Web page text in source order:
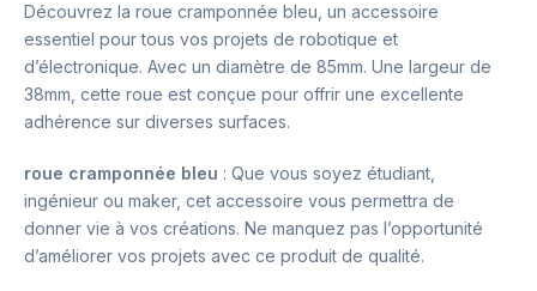
Découvrez la roue cramponnée bleu, un accessoire
essentiel pour tous vos projets de robotique et
d’électronique. Avec un diamètre de 85mm. Une largeur de
38mm, cette roue est conçue pour offrir une excellente
adhérence sur diverses surfaces.
roue cramponnée bleu : Que vous soyez étudiant,
ingénieur ou maker, cet accessoire vous permettra de
donner vie à vos créations. Ne manquez pas l’opportunité
d’améliorer vos projets avec ce produit de qualité.